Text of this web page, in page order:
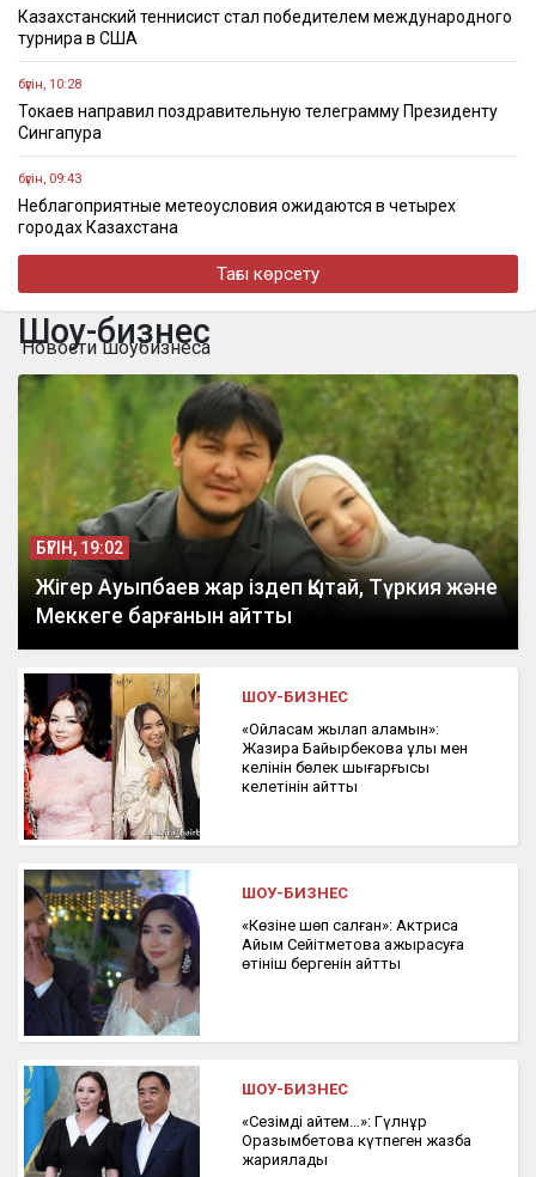
Казахстанский теннисист стал победителем международного
турнира в США
бүгін, 10:28
Токаев направил поздравительную телеграмму Президенту
Сингапура
бүгін, 09:43
Неблагоприятные метеоусловия ожидаются в четырех
городах Казахстана
өтті
Қазақстанға Бельгия Королі Филипп келеді
Тағы көрсету
Шоу-бизнес
Новости шоубизнеса
БҮГІН, 19:02
Жігер Ауыпбаев жар іздеп Қытай, Түркия және
Меккеге барғанын айтты
ШОУ-БИЗНЕС
«Ойласам жылап қаламын»:
Жазира Байырбекова ұлы мен
келінін бөлек шығарғысы
келетінін айтты
ШОУ-БИЗНЕС
«Көзіне шөп салған»: Актриса
Айым Сейітметова ажырасуға
өтініш бергенін айтты
ШОУ-БИЗНЕС
«Сезімді қайтем…»: Гүлнұр
Оразымбетова күтпеген жазба
жариялады